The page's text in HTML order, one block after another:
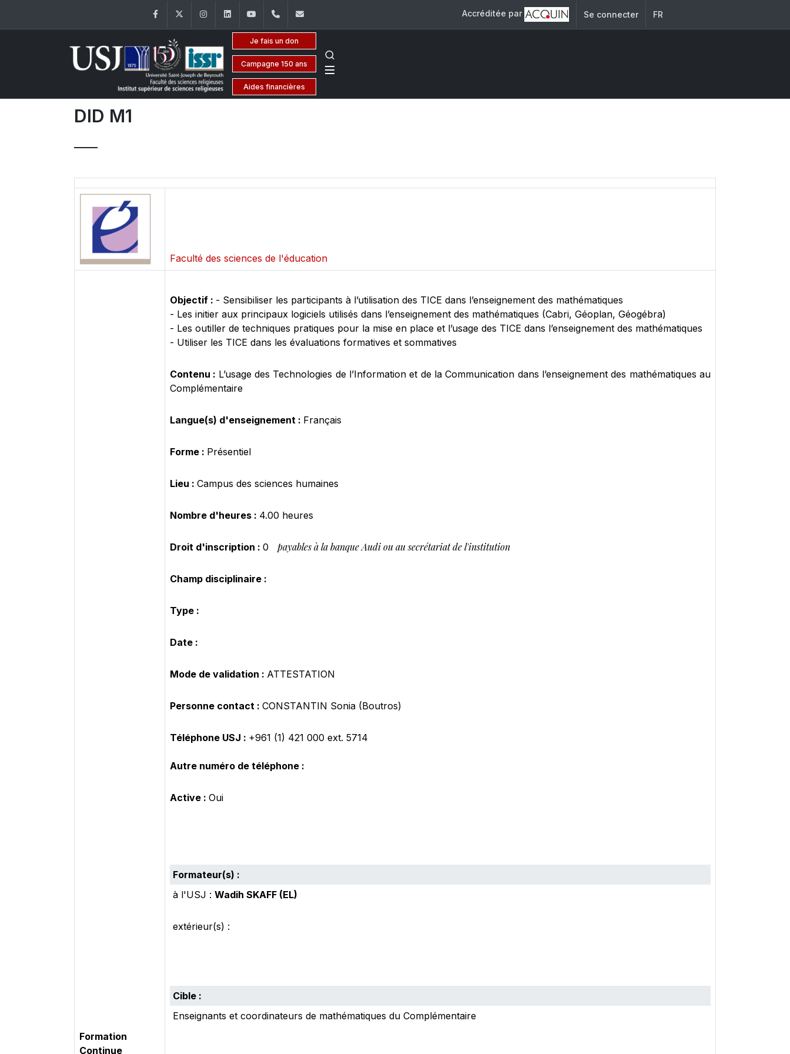
FacebookTwitter InstagramLinkedInYouTube+961 (1) 421 581 Accréditée par Se connecter FR
Je fais un don
Campagne 150 ans
Aides financières
DID M1
Faculté des sciences de l'éducation
Formation
Continue
Objectif : - Sensibiliser les participants à l’utilisation des TICE dans l’enseignement des mathématiques
- Les initier aux principaux logiciels utilisés dans l’enseignement des mathématiques (Cabri, Géoplan, Géogébra)
- Les outiller de techniques pratiques pour la mise en place et l’usage des TICE dans l’enseignement des mathématiques
- Utiliser les TICE dans les évaluations formatives et sommatives
Contenu : L’usage des Technologies de l’Information et de la Communication dans l’enseignement des mathématiques au
Complémentaire
Langue(s) d'enseignement : Français
Forme : Présentiel
Lieu : Campus des sciences humaines
Nombre d'heures : 4.00 heures
Droit d'inscription : 0 payables à la banque Audi ou au secrétariat de l'institution
Champ disciplinaire :
Type :
Date :
Mode de validation : ATTESTATION
Personne contact : CONSTANTIN Sonia (Boutros)
Téléphone USJ : +961 (1) 421 000 ext. 5714
Autre numéro de téléphone :
Active : Oui
Formateur(s) :
à l'USJ : Wadih SKAFF (EL)
extérieur(s) :
Cible :
Enseignants et coordinateurs de mathématiques du Complémentaire